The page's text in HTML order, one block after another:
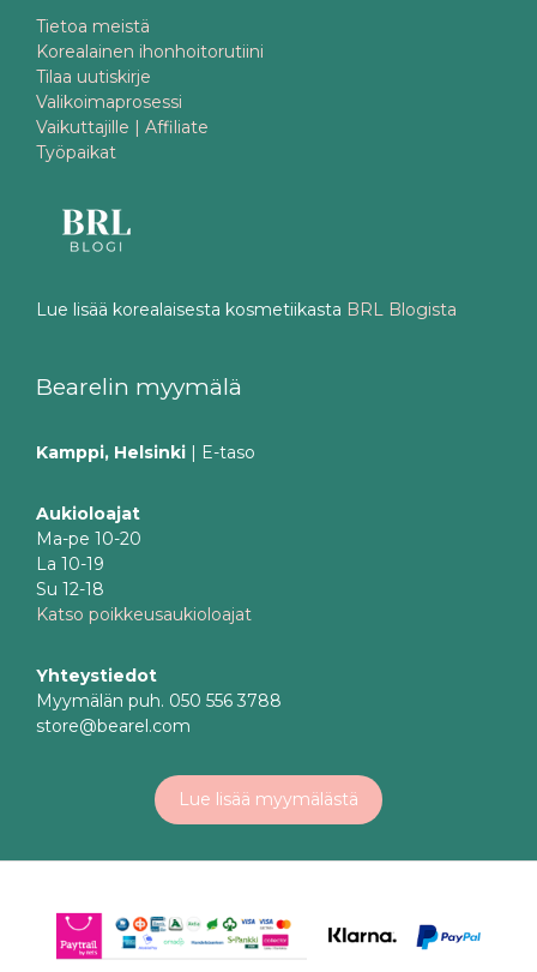
Tietoa meistä
Korealainen ihonhoitorutiini
Tilaa uutiskirje
Valikoimaprosessi
Vaikuttajille | Affiliate
Työpaikat
Lue lisää korealaisesta kosmetiikasta BRL Blogista
Bearelin myymälä
Kamppi, Helsinki | E-taso
Aukioloajat
Ma-pe 10-20
La 10-19
Su 12-18
Katso poikkeusaukioloajat
Yhteystiedot
Myymälän puh. 050 556 3788
store@bearel.com
Lue lisää myymälästä